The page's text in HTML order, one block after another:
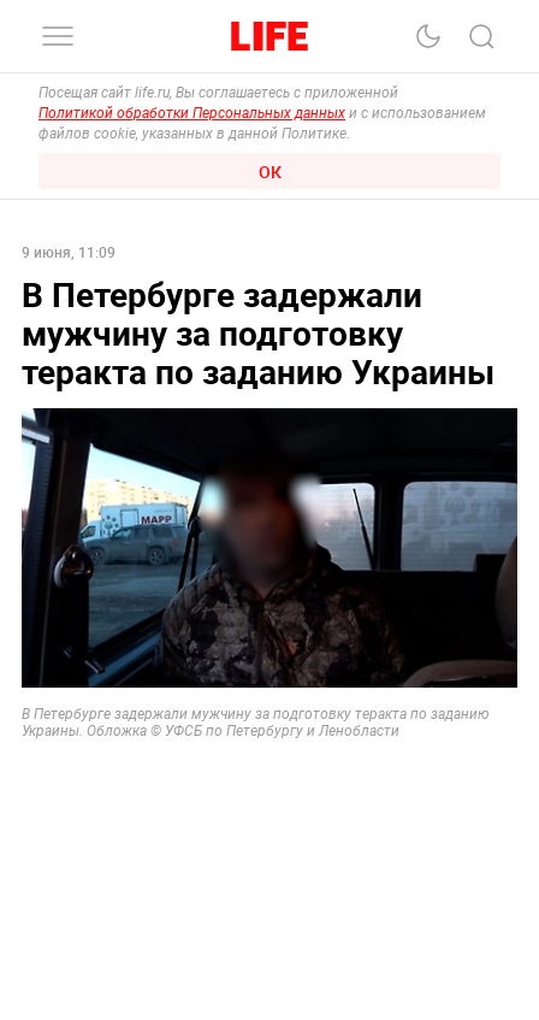
Посещая сайт life.ru, Вы соглашаетесь с приложенной
Политикой обработки Персональных данных и с использованием
файлов cookie, указанных в данной Политике.
ОК
9 июня, 11:09
В Петербурге задержали
мужчину за подготовку
теракта по заданию Украины
В Петербурге задержали мужчину за подготовку теракта по заданию
Украины. Обложка © УФСБ по Петербургу и Ленобласти